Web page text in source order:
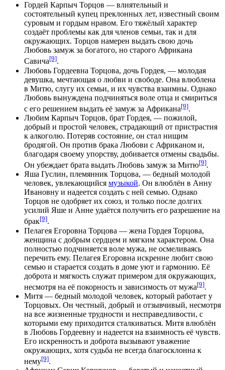
Гордей Карпыч Торцов — влиятельный и
состоятельный купец преклонных лет, известный своим
суровым и гордым нравом. Его тяжёлый характер
создаёт проблемы как для членов семьи, так и для
окружающих. Торцов намерен выдать свою дочь
Любовь замуж за богатого, но старого Африкана
Савича[9].
Любовь Гордеевна Торцова, дочь Гордея, — молодая
девушка, мечтающая о любви и свободе. Она влюблена
в Митю, слугу их семьи, и их чувства взаимны. Однако
Любовь вынуждена подчиняться воле отца и смириться
с его решением выдать её замуж за Африкана[9].
Любим Карпыч Торцов, брат Гордея, — пожилой,
добрый и простой человек, страдающий от пристрастия
к алкоголю. Потеряв состояние, он стал нищим
бродягой. Он против брака Любови с Африканом и,
благодаря своему упорству, добивается отмены свадьбы.
Он убеждает брата выдать Любовь замуж за Митю[9].
Яша Гуслин, племянник Торцова, — бедный молодой
человек, увлекающийся музыкой. Он влюблён в Анну
Ивановну и надеется создать с ней семью. Однако
Торцов не одобряет их союз, и только после долгих
усилий Яше и Анне удаётся получить его разрешение на
брак[9].
Пелагея Егоровна Торцова — жена Гордея Торцова,
женщина с добрым сердцем и мягким характером. Она
полностью подчиняется воле мужа, не осмеливаясь
перечить ему. Пелагея Егоровна искренне любит свою
семью и старается создать в доме уют и гармонию. Её
доброта и мягкость служат примером для окружающих,
несмотря на её покорность и зависимость от мужа[9].
Митя — бедный молодой человек, который работает у
Торцовых. Он честный, добрый и отзывчивый, несмотря
на все жизненные трудности и несправедливости, с
которыми ему приходится сталкиваться. Митя влюблён
в Любовь Гордеевну и надеется на взаимность её чувств.
Его искренность и доброта вызывают уважение
окружающих, хотя судьба не всегда благосклонна к
нему[9].